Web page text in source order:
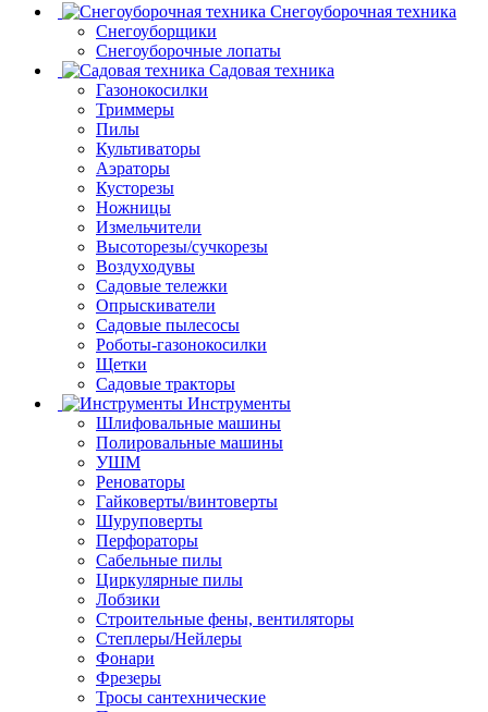
Снегоуборочная техника
Снегоуборщики
Снегоуборочные лопаты
Садовая техника
Газонокосилки
Триммеры
Пилы
Культиваторы
Аэраторы
Кусторезы
Ножницы
Измельчители
Высоторезы/сучкорезы
Воздуходувы
Садовые тележки
Опрыскиватели
Садовые пылесосы
Роботы-газонокосилки
Щетки
Садовые тракторы
Инструменты
Шлифовальные машины
Полировальные машины
УШМ
Реноваторы
Гайковерты/винтоверты
Шуруповерты
Перфораторы
Сабельные пилы
Циркулярные пилы
Лобзики
Строительные фены, вентиляторы
Степлеры/Нейлеры
Фонари
Фрезеры
Тросы сантехнические